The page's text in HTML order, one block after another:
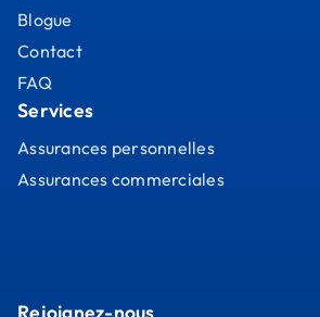
Blogue
Contact
FAQ
Services
Assurances personnelles
Assurances commerciales
Rejoignez-nous